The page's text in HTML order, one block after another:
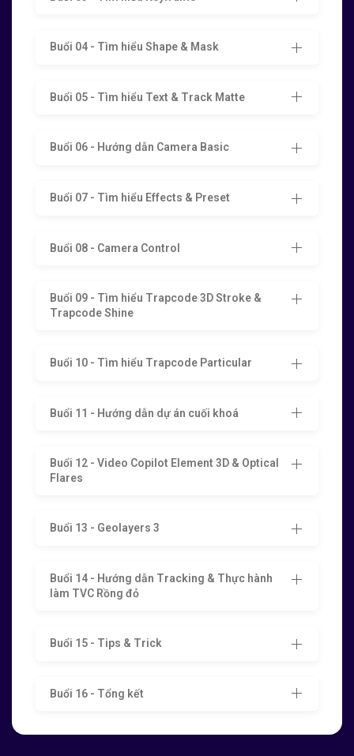
Buổi 04 - Tìm hiểu Shape & Mask
Buổi 05 - Tìm hiểu Text & Track Matte
Buổi 06 - Hướng dẫn Camera Basic
Buổi 07 - Tìm hiểu Effects & Preset
Buổi 08 - Camera Control
Buổi 09 - Tìm hiểu Trapcode 3D Stroke &
Trapcode Shine
Buổi 10 - Tìm hiểu Trapcode Particular
Buổi 11 - Hướng dẫn dự án cuối khoá
Buổi 12 - Video Copilot Element 3D & Optical
Flares
Buổi 13 - Geolayers 3
Buổi 14 - Hướng dẫn Tracking & Thực hành
làm TVC Rồng đỏ
Buổi 15 - Tips & Trick
Buổi 16 - Tổng kết